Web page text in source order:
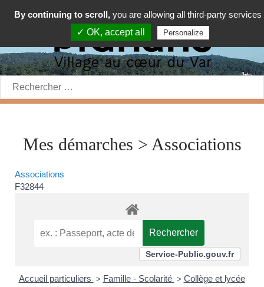
Rechercher:
Mes démarches > Associations
Associations
F32844
Service-Public.gouv.fr
Accueil particuliers > Famille - Scolarité > Collège et lycée
By continuing to scroll, you are allowing all third-party services
✓ OK, accept all
Personalize